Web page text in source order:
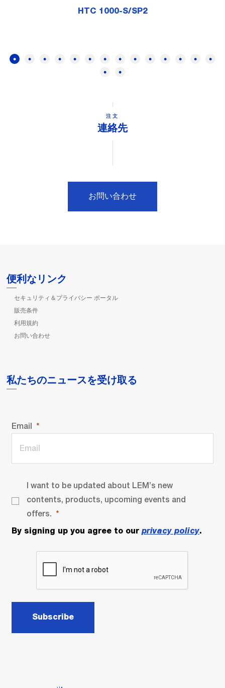
HTC 1000-S/SP2
注文
連絡先
お問い合わせ
便利なリンク
セキュリティ＆プライバシー ポータル
販売条件
利用規約
お問い合わせ
私たちのニュースを受け取る
Email
I want to be updated about LEM’s new
contents, products, upcoming events and
offers.
By signing up you agree to our privacy policy.
Subscribe